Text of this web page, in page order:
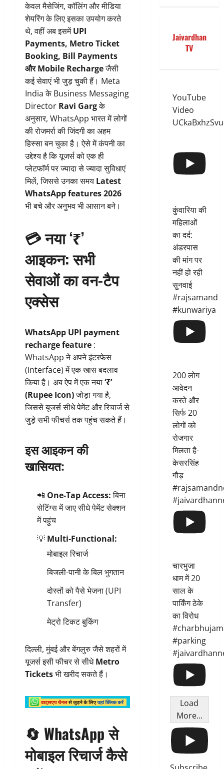
केवल मैसेजिंग, कॉलिंग और मीडिया
शेयरिंग के लिए इसका उपयोग करते
थे, वहीं अब इसमेंUPI
Payments, Metro Ticket
Booking, Bill Payments
और Mobile Rechargeजैसी
कई सेवाएं भी जुड़ चुकी हैं। Meta
India के Business Messaging
Director Ravi Gargके
अनुसार, WhatsApp भारत में लोगों
की रोजमर्रा की जिंदगी का अहम
हिस्सा बन चुका है। ऐसे में कंपनी का
उद्देश्य है कि यूजर्स को एक ही
प्लेटफॉर्म पर ज्यादा से ज्यादा सुविधाएं
मिलें, जिससे उनका समय Latest
WhatsApp features 2026
भी बचे और अनुभव भी आसान बने।
💳 नया ‘₹’
आइकन: सभी
सेवाओं का वन-टैप
एक्सेस
WhatsApp UPI payment
recharge feature :
WhatsApp ने अपने इंटरफेस
(Interface) में एक खास बदलाव
किया है। अब ऐप में एक नया‘₹’
(Rupee Icon)जोड़ा गया है,
जिससे यूजर्स सीधे पेमेंट और रिचार्ज से
जुड़े सभी फीचर्स तक पहुंच सकते हैं।
इस आइकन की
खासियत:
📲 One-Tap Access:बिना
सेटिंग्स में जाए सीधे पेमेंट सेक्शन
में पहुंच
💡 Multi-Functional:
मोबाइल रिचार्ज
बिजली-पानी के बिल भुगतान
दोस्तों को पैसे भेजना (UPI
Transfer)
मेट्रो टिकट बुकिंग
दिल्ली, मुंबई और बेंगलुरु जैसे शहरों में
यूजर्स इसी फीचर से सीधेMetro
Ticketsभी खरीद सकते हैं।
🔄 WhatsApp से
मोबाइल रिचार्ज कैसे
Jaivardhan
TV
YouTube
Video
कुंवारिया की
महिलाओं
का दर्द:
अंडरपास
की मांग पर
नहीं हो रही
सुनवाई
#rajsamand
#kunwariya
200 लोग
आवेदन
करते और
सिर्फ 20
लोगों को
रोजगार
मिलता है-
केसरसिंह
गौड़
चारभुजा
धाम में 20
साल के
पार्किंग ठेके
का विरोध
#parking
Load
More...